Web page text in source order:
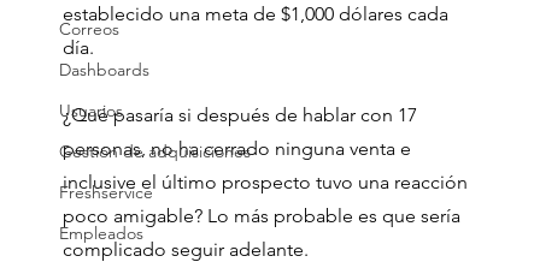
Correos
Dashboards
Usuarios
Gestión de adquisiciones
Freshservice
Empleados
establecido una meta de $1,000 dólares cada
día.
¿Qué pasaría si después de hablar con 17
personas, no ha cerrado ninguna venta e
inclusive el último prospecto tuvo una reacción
poco amigable? Lo más probable es que sería
complicado seguir adelante.